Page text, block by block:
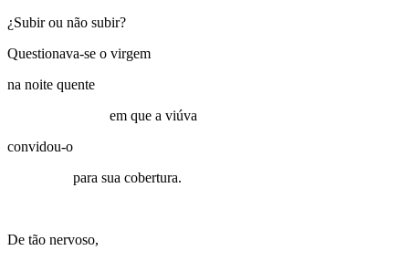
¿Subir ou não subir?
Questionava-se o virgem
na noite quente
em que a viúva
convidou-o
para sua cobertura.
De tão nervoso,